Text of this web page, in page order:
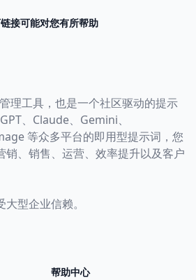
接可能对您有所帮助
理工具，也是一个社区驱动的提示
、Claude、Gemini、
等众多平台的即用型提示词，您
销、销售、运营、效率提升以及客户
型企业信赖。
帮助中心